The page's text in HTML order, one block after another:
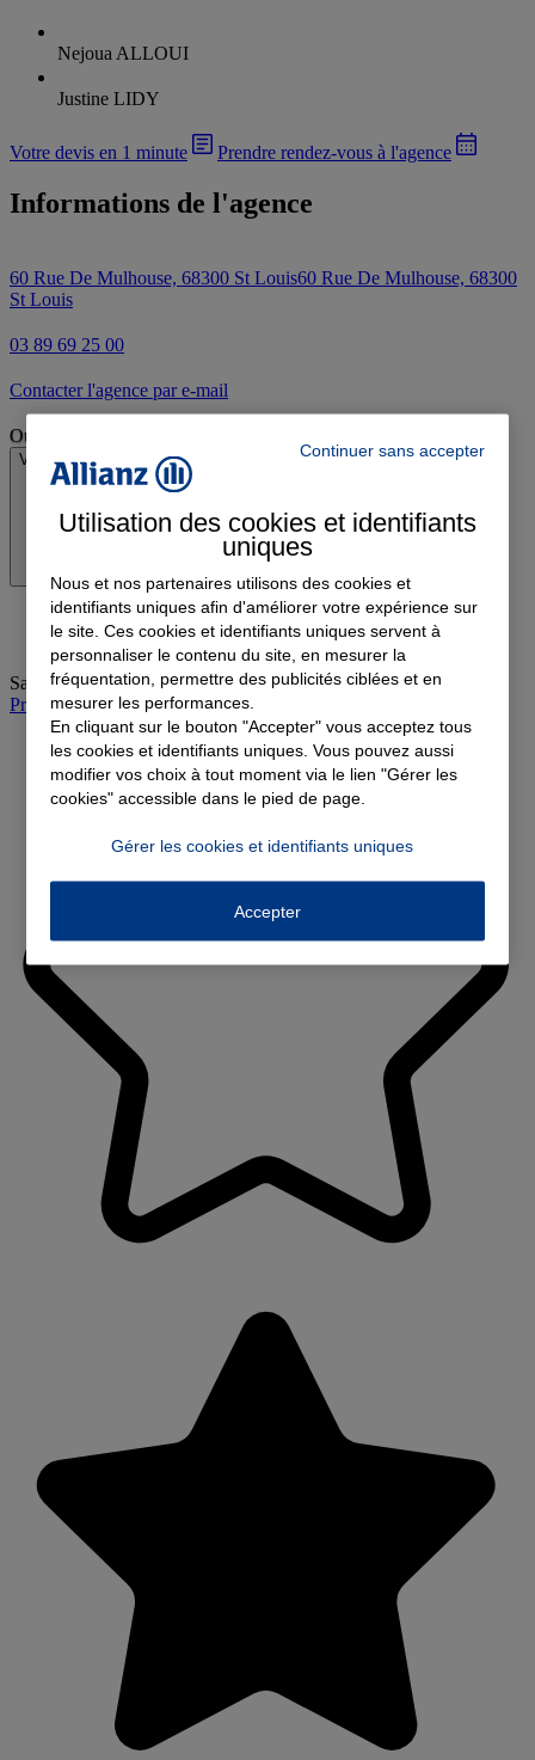
Nejoua ALLOUI
Justine LIDY
Votre devis en 1 minute Prendre rendez-vous à l'agence
Informations de l'agence
60 Rue De Mulhouse, 68300 St Louis60 Rue De Mulhouse, 68300
St Louis
03 89 69 25 00
Contacter l'agence par e-mail
Ouvert
Voir les horaires
Samedi: 09:00-12:00
Prendre rendez-vous à l'agence
Continuer sans accepter
Utilisation des cookies et identifiants
uniques
Nous et nos partenaires utilisons des cookies et
identifiants uniques afin d'améliorer votre expérience sur
le site. Ces cookies et identifiants uniques servent à
personnaliser le contenu du site, en mesurer la
fréquentation, permettre des publicités ciblées et en
mesurer les performances.
En cliquant sur le bouton "Accepter" vous acceptez tous
les cookies et identifiants uniques. Vous pouvez aussi
modifier vos choix à tout moment via le lien "Gérer les
cookies" accessible dans le pied de page.
Gérer les cookies et identifiants uniques
Accepter